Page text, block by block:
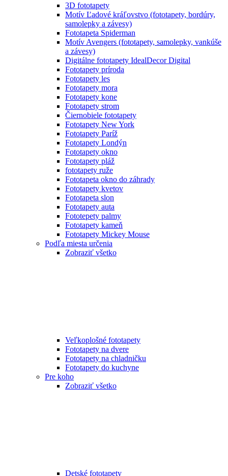
3D fototapety
Motív Ľadové kráľovstvo (fototapety, bordúry,
samolepky a závesy)
Fototapeta Spiderman
Motív Avengers (fototapety, samolepky, vankúše
a závesy)
Digitálne fototapety IdealDecor Digital
Fototapety príroda
Fototapety les
Fototapety mora
Fototapety kone
Fototapety strom
Čiernobiele fototapety
Fototapety New York
Fototapety Paríž
Fototapety Londýn
Fototapety okno
Fototapety pláž
fototapety ruže
Fototapeta okno do záhrady
Fototapety kvetov
Fototapeta slon
Fototapety auta
Fototepety palmy
Fototapety kameň
Fototapety Mickey Mouse
Podľa miesta určenia
Zobraziť všetko
Veľkoplošné fototapety
Fototapety na dvere
Fototapety na chladničku
Fototapety do kuchyne
Pre koho
Zobraziť všetko
Detské fototapety